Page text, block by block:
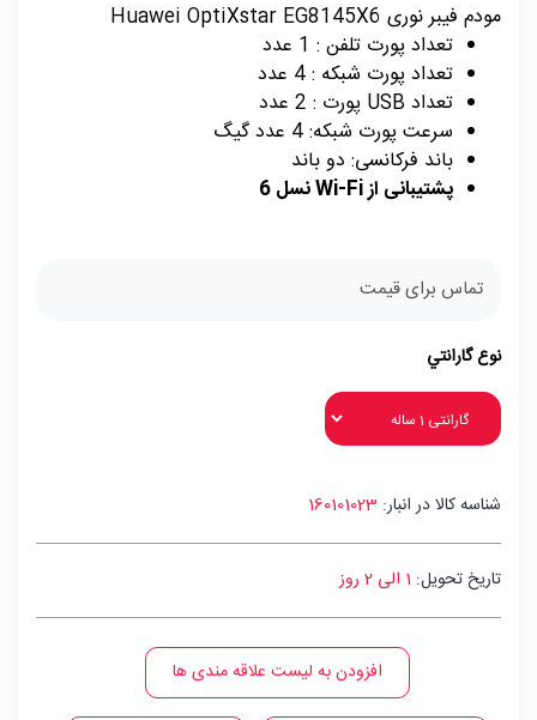
مودم فیبر نوری Huawei OptiXstar EG8145X6
تعداد پورت تلفن : 1 عدد
تعداد پورت شبکه : 4 عدد
تعداد USB پورت : 2 عدد
سرعت پورت شبکه: 4 عدد گیگ
باند فرکانسی: دو باند
پشتیبانی از Wi-Fi نسل 6
تماس برای قیمت
نوع گارانتي
شناسه کالا در انبار: 160101023
تاریخ تحویل: 1 الی 2 روز
افزودن به لیست علاقه مندی ها